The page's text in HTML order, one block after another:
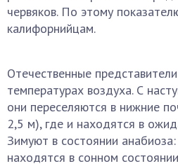
червяков. По этому
калифорнийцам.
Отечественные
температурах воздуха. С
они переселяются в нижние
2,5 м), где и находятся в
Зимуют в состоянии
находятся в сонном